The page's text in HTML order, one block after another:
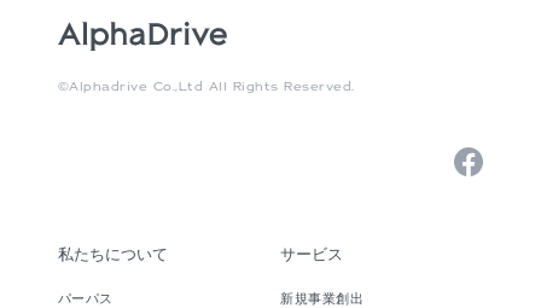
©Alphadrive Co.,Ltd All Rights Reserved.
私たちについて
パーパス
サービス
新規事業創出